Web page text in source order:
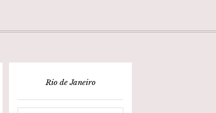
Rio de Janeiro